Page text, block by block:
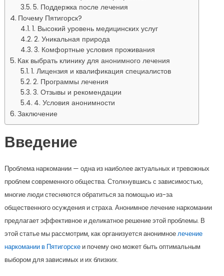
5. Поддержка после лечения
Почему Пятигорск?
1. Высокий уровень медицинских услуг
2. Уникальная природа
3. Комфортные условия проживания
Как выбрать клинику для анонимного лечения
1. Лицензия и квалификация специалистов
2. Программы лечения
3. Отзывы и рекомендации
4. Условия анонимности
Заключение
Введение
Проблема наркомании — одна из наиболее актуальных и тревожных
проблем современного общества. Столкнувшись с зависимостью,
многие люди стесняются обратиться за помощью из-за
общественного осуждения и страха. Анонимное лечение наркомании
предлагает эффективное и деликатное решение этой проблемы. В
этой статье мы рассмотрим, как организуется анонимноелечение
наркомании в Пятигорскеи почему оно может быть оптимальным
выбором для зависимых и их близких.